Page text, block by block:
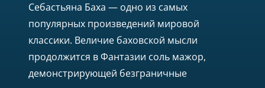
Себастьяна Баха — одно из самых
популярных произведений мировой
классики. Величие баховской мысли
продолжится в Фантазии соль мажор,
демонстрирующей безграничные